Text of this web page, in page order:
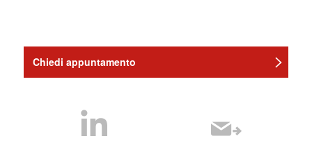
Chiedi appuntamento